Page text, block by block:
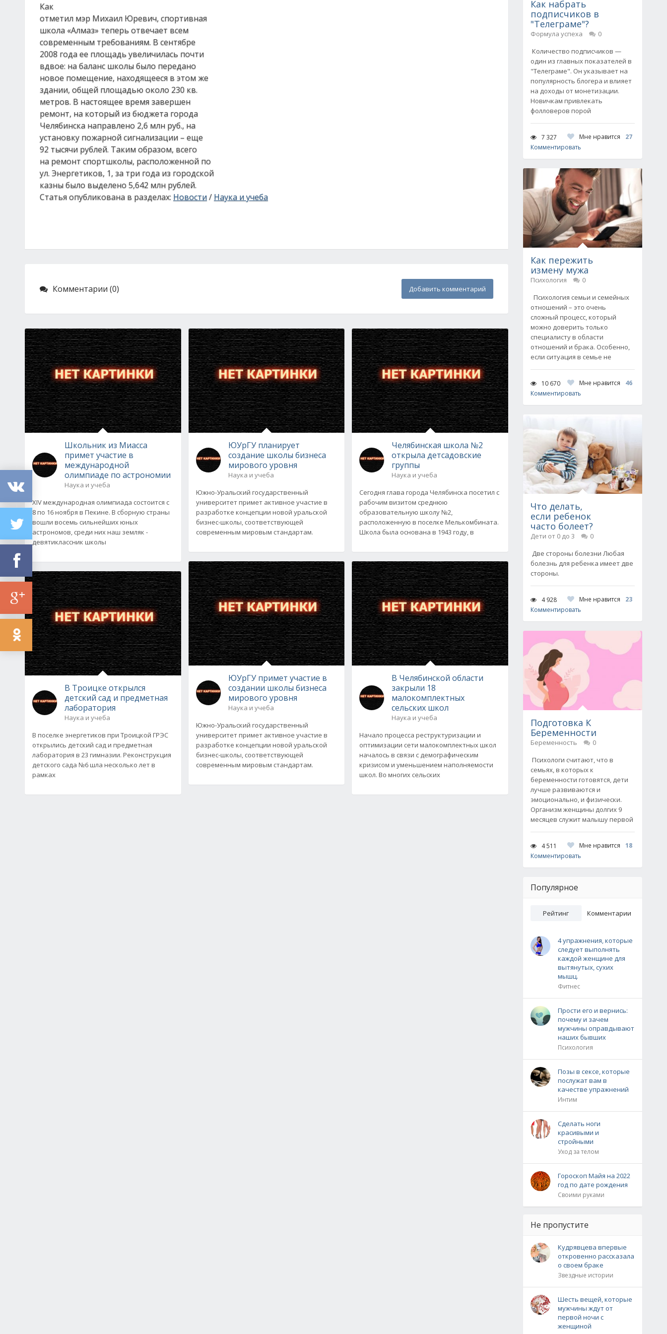
Как
отметил мэр Михаил Юревич, спортивная
школа «Алмаз» теперь отвечает всем
современным требованиям. В сентябре
2008 года ее площадь увеличилась почти
вдвое: на баланс школы было передано
новое помещение, находящееся в этом же
здании, общей площадью около 230 кв.
метров. В настоящее время завершен
ремонт, на который из бюджета города
Челябинска направлено 2,6 млн руб., на
установку пожарной сигнализации – еще
92 тысячи рублей. Таким образом, всего
на ремонт спортшколы, расположенной по
ул. Энергетиков, 1, за три года из городской
казны было выделено 5,642 млн рублей.
Статья опубликована в разделах: Новости/ Наука и учеба
Комментарии (0) Добавить комментарий
Школьник из Миасса
примет участие в
международной
олимпиаде по астрономии
Наука и учеба
XIV международная олимпиада состоится с
8 по 16 ноября в Пекине. В сборную страны
вошли восемь сильнейших юных
астрономов, среди них наш земляк -
девятиклассник школы
В Троицке открылся
детский сад и предметная
лаборатория
Наука и учеба
В поселке энергетиков при Троицкой ГРЭС
открылись детский сад и предметная
лаборатория в 23 гимназии. Реконструкция
детского сада №6 шла несколько лет в
рамках
ЮУрГУ планирует
создание школы бизнеса
мирового уровня
Наука и учеба
Южно-Уральский государственный
университет примет активное участие в
разработке концепции новой уральской
бизнес-школы, соответствующей
современным мировым стандартам.
ЮУрГУ примет участие в
создании школы бизнеса
мирового уровня
Наука и учеба
Южно-Уральский государственный
университет примет активное участие в
разработке концепции новой уральской
бизнес-школы, соответствующей
современным мировым стандартам.
Челябинская школа №2
открыла детсадовские
группы
Наука и учеба
Сегодня глава города Челябинска посетил с
рабочим визитом среднюю
образовательную школу №2,
расположенную в поселке Мелькомбината.
Школа была основана в 1943 году, в
В Челябинской области
закрыли 18
малокомплектных
сельских школ
Наука и учеба
Начало процесса реструктуризации и
оптимизации сети малокомплектных школ
началось в связи с демографическим
кризисом и уменьшением наполняемости
школ. Во многих сельских
Как набрать
подписчиков в
"Телеграме"?
Формула успеха
0
Количество подписчиков —
один из главных показателей в
"Телеграме". Он указывает на
популярность блогера и влияет
на доходы от монетизации.
Новичкам привлекать
фолловеров порой
7 327 Мне нравится
27
Комментировать
Как пережить
измену мужа
Психология
0
Психология семьи и семейных
отношений – это очень
сложный процесс, который
можно доверить только
специалисту в области
отношений и брака. Особенно,
если ситуация в семье не
10 670 Мне нравится
46
Комментировать
Что делать,
если ребенок
часто болеет?
Дети от 0 до 3
0
Две стороны болезни Любая
болезнь для ребенка имеет две
стороны.
4 928 Мне нравится
23
Комментировать
Подготовка К
Беременности
Беременность
0
Психологи считают, что в
семьях, в которых к
беременности готовятся, дети
лучше развиваются и
эмоционально, и физически.
Организм женщины долгих 9
месяцев служит малышу первой
4 511 Мне нравится
18
Комментировать
Популярное
Рейтинг Комментарии
4 упражнения, которые
следует выполнять
каждой женщине для
вытянутых, сухих
мышц.
Фитнес
Прости его и вернись:
почему и зачем
мужчины оправдывают
наших бывших
Психология
Позы в сексе, которые
послужат вам в
качестве упражнений
Интим
Сделать ноги
красивыми и
стройными
Уход за телом
Гороскоп Майя на 2022
год по дате рождения
Своими руками
Не пропустите
Кудрявцева впервые
откровенно рассказала
о своем браке
Звездные истории
Шесть вещей, которые
мужчины ждут от
первой ночи с
женщиной